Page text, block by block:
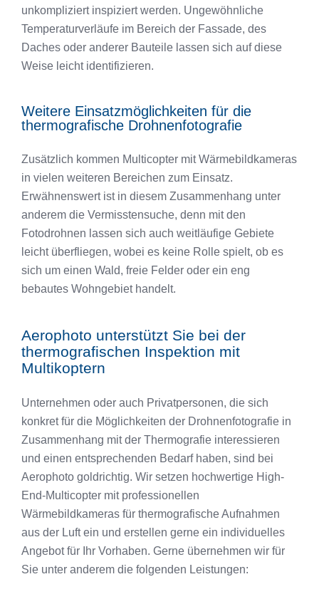
unkompliziert inspiziert werden. Ungewöhnliche
Temperaturverläufe im Bereich der Fassade, des
Daches oder anderer Bauteile lassen sich auf diese
Weise leicht identifizieren.
Weitere Einsatzmöglichkeiten für die
thermografische Drohnenfotografie
Zusätzlich kommen Multicopter mit Wärmebildkameras
in vielen weiteren Bereichen zum Einsatz.
Erwähnenswert ist in diesem Zusammenhang unter
anderem die Vermisstensuche, denn mit den
Fotodrohnen lassen sich auch weitläufige Gebiete
leicht überfliegen, wobei es keine Rolle spielt, ob es
sich um einen Wald, freie Felder oder ein eng
bebautes Wohngebiet handelt.
Aerophoto unterstützt Sie bei der
thermografischen Inspektion mit
Multikoptern
Unternehmen oder auch Privatpersonen, die sich
konkret für die Möglichkeiten der Drohnenfotografie in
Zusammenhang mit der Thermografie interessieren
und einen entsprechenden Bedarf haben, sind bei
Aerophoto goldrichtig. Wir setzen hochwertige High-
End-Multicopter mit professionellen
Wärmebildkameras für thermografische Aufnahmen
aus der Luft ein und erstellen gerne ein individuelles
Angebot für Ihr Vorhaben. Gerne übernehmen wir für
Sie unter anderem die folgenden Leistungen: